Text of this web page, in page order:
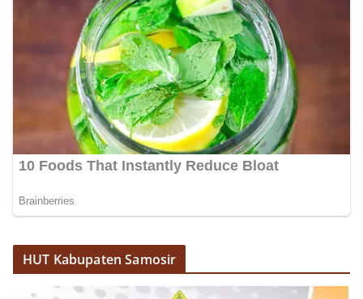
HUT Kabupaten Samosir